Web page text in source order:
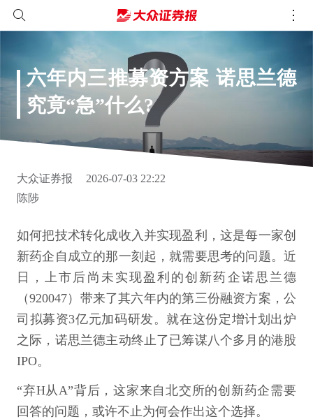
六年内三推募资方案 诺思兰德
究竟“急”什么?
大众证券报
2026-07-03 22:22
陈陟
如何把技术转化成收入并实现盈利，这是每一家创
新药企自成立的那一刻起，就需要思考的问题。近
日，上市后尚未实现盈利的创新药企诺思兰德
（920047）带来了其六年内的第三份融资方案，公
司拟募资3亿元加码研发。就在这份定增计划出炉
之际，诺思兰德主动终止了已筹谋八个多月的港股
IPO。
“弃H从A”背后，这家来自北交所的创新药企需要
回答的问题，或许不止为何会作出这个选择。